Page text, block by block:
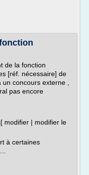
de la fonction
[réf. nécessaire] de
concours externe ,
pas encore
modifier | modifier le
à certaines